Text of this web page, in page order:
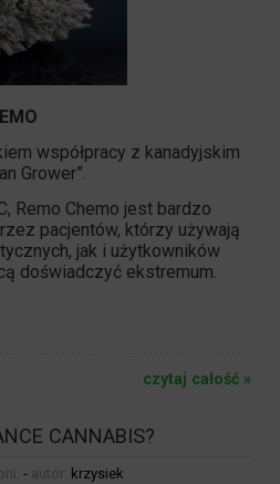
współpracy z kanadyjskim
Grower”.
Remo Chemo jest bardzo
pacjentów, którzy używają
jak i użytkowników
doświadczyć ekstremum.
czytaj całość »
CANNABIS?
- autor: krzysiek